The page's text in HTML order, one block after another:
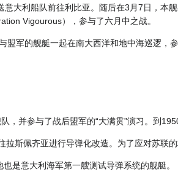
大利船队前往利比亚。随后在3月7日，本
Vigourous），参与了六月中之战。
军的舰艇一起在南大西洋和地中海巡逻，
，并参与了战后盟军的“大满贯”演习。到
斯佩齐亚进行导弹化改造。为了应对苏联
是意大利海军第一艘测试导弹系统的舰艇。